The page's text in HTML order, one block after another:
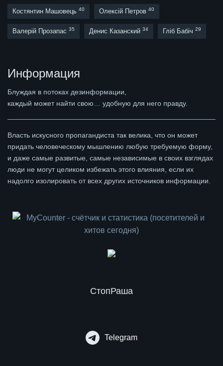
Костянтин Машовець 40 Олексій Петров 40
Валерій Прозапас 35 Денис Казанский 34 Гліб Бабіч 29
Информация
Блуждая в потоках дезинформации,
каждый может найти свою… удобную для него правду.
Власть искусного пропагандиста так велика, что он может
придать человеческому мышлению любую требуемую форму,
и даже самые развитые, самые независимые в своих взглядах
люди не могут целиком избежать этого влияния, если их
надолго изолировать от всех других источников информации.
СтопРаша
Telegram